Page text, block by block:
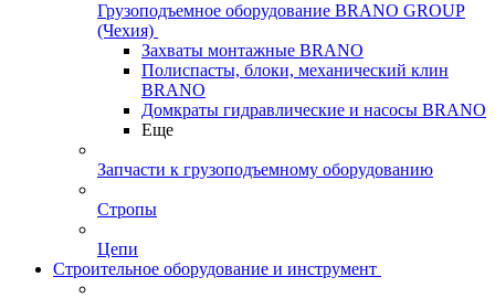
Грузоподъемное оборудование BRANO GROUP
(Чехия)
Захваты монтажные BRANO
Полиспасты, блоки, механический клин
BRANO
Домкраты гидравлические и насосы BRANO
Еще
Запчасти к грузоподъемному оборудованию
Стропы
Цепи
Строительное оборудование и инструмент